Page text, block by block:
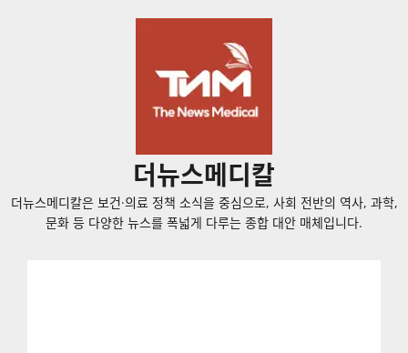
더뉴스메디칼
더뉴스메디칼은 보건·의료 정책 소식을 중심으로, 사회 전반의 역사, 과학,
문화 등 다양한 뉴스를 폭넓게 다루는 종합 대안 매체입니다.